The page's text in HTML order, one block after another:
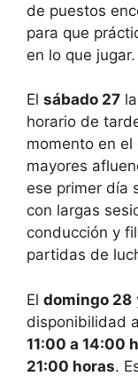
de puestos
para que
en lo que jugar.
El sábado 27
horario de
momento en
mayores
ese primer día
con largas
conducción y
partidas de
El domingo 28
disponibilidad
11:00 a 14:00
21:00 horas.